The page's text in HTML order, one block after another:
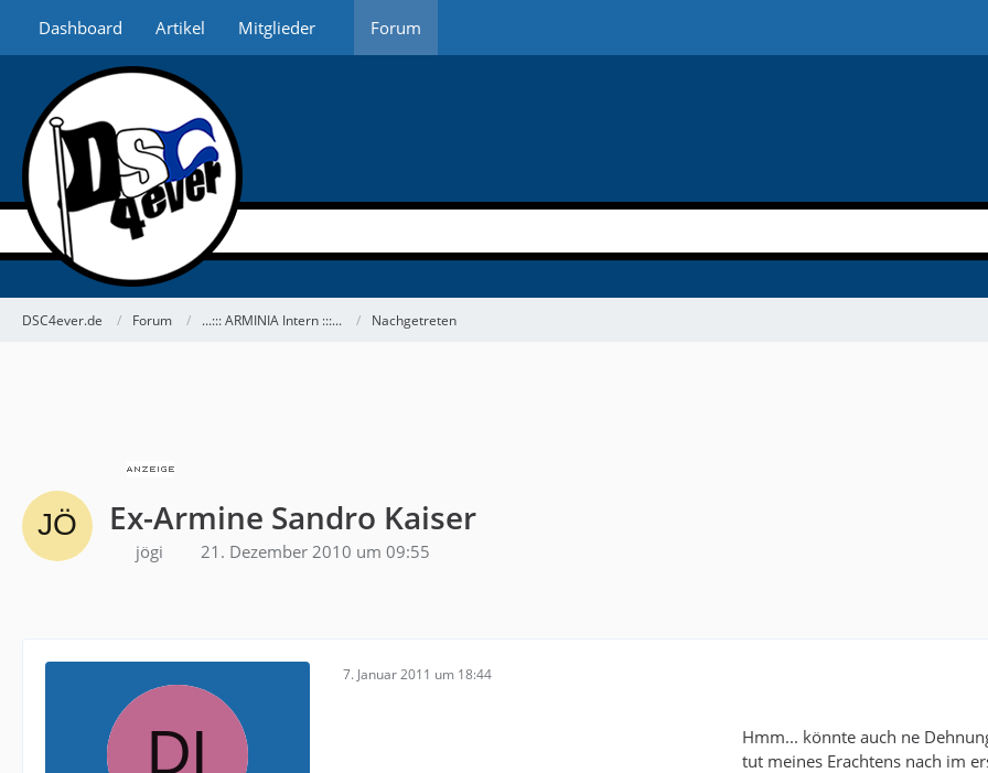
Dashboard Artikel Mitglieder Forum
DSC4ever.de Forum ...::: ARMINIA Intern :::... Nachgetreten
Ex-Armine Sandro Kaiser
jögi 21. Dezember 2010 um 09:55
7. Januar 2011 um 18:44
Hmm... könnte auch ne
tut meines Erachtens nach im